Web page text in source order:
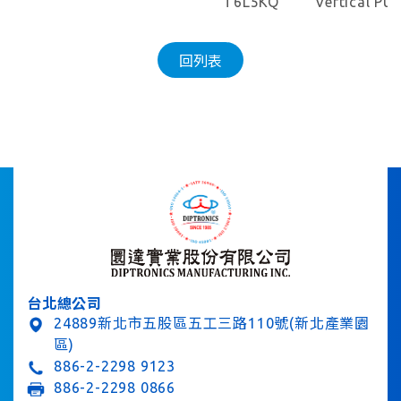
回列表
台北總公司
24889新北市五股區五工三路110號(新北產業園
區)
886-2-2298 9123
886-2-2298 0866